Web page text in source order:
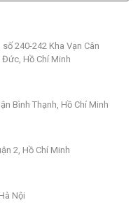
240-242 Kha Vạn Cân
Đức, Hồ Chí Minh
Bình Thạnh, Hồ Chí Minh
2, Hồ Chí Minh
Nội